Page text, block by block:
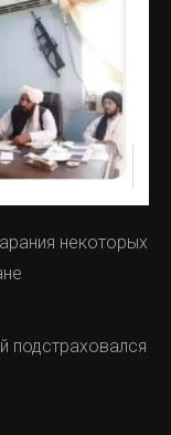
некоторых
подстраховался